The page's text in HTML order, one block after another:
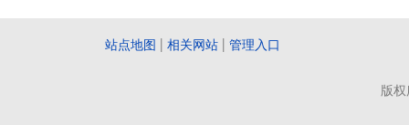
站点地图 相关网站 管理入口
版